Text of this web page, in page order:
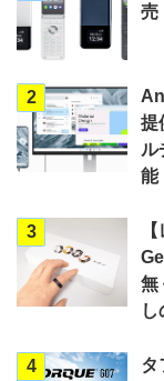
売
2
提
ル
能
3
無
4
タ